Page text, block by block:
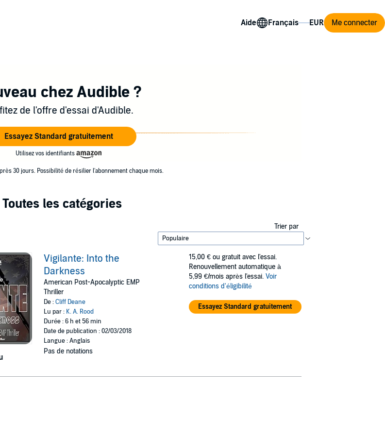
Aide Me connecter
chez Audible ?
de l'offre d'essai d'Audible.
Essayez Standard gratuitement
Utilisez vos identifiants
30 jours. Possibilité de résilier l'abonnement chaque mois.
les catégories
Trier par
Vigilante: Into the
Darkness
American Post-Apocalyptic EMP
Thriller
De :Cliff Deane
Lu par : K. A. Rood
Durée : 6 h et 56 min
Date de publication : 02/03/2018
Langue : Anglais
Pas de notations
15,00 € ou gratuit avec l'essai.
Renouvellement automatique à
5,99 €/mois après l'essai. Voir
conditions d'éligibilité
Essayez Standard gratuitement